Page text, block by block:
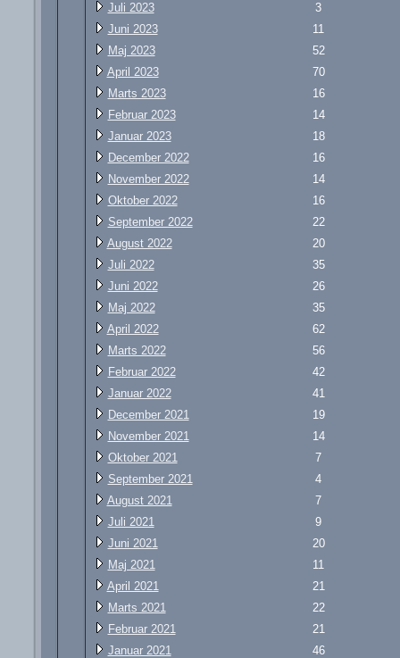
Juli 2023
3
Juni 2023
11
Maj 2023
52
April 2023
70
Marts 2023
16
Februar 2023
14
Januar 2023
18
December 2022
16
November 2022
14
Oktober 2022
16
September 2022
22
August 2022
20
Juli 2022
35
Juni 2022
26
Maj 2022
35
April 2022
62
Marts 2022
56
Februar 2022
42
Januar 2022
41
December 2021
19
November 2021
14
Oktober 2021
7
September 2021
4
August 2021
7
Juli 2021
9
Juni 2021
20
Maj 2021
11
April 2021
21
Marts 2021
22
Februar 2021
21
Januar 2021
46